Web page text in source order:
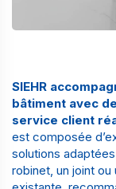
SIEHR
bâtiment avec
service client
est composée
solutions
robinet, un joint